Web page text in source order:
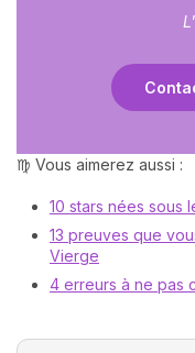
♍ Vous aimerez aussi :
10 stars nées sous
13 preuves que
Vierge
4 erreurs à ne pas